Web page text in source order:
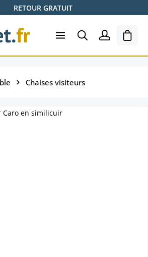
RETOUR GRATUIT
Le
Chaises visiteurs